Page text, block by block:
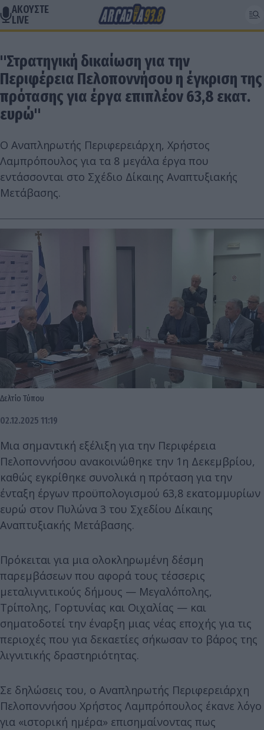
ΑΚΟΥΣΤΕ
LIVE
"Στρατηγική δικαίωση για την
Περιφέρεια Πελοποννήσου η έγκριση της
πρότασης για έργα επιπλέον 63,8 εκατ.
ευρώ"
Ο Αναπληρωτής Περιφερειάρχη, Χρήστος
Λαμπρόπουλος για τα 8 μεγάλα έργα που
εντάσσονται στο Σχέδιο Δίκαιης Αναπτυξιακής
Μετάβασης.
Δελτίο Τύπου
02.12.2025 11:19
Μια σημαντική εξέλιξη για την Περιφέρεια
Πελοποννήσου ανακοινώθηκε την 1η Δεκεμβρίου,
καθώς εγκρίθηκε συνολικά η πρόταση για την
ένταξη έργων προϋπολογισμού 63,8 εκατομμυρίων
ευρώ στον Πυλώνα 3 του Σχεδίου Δίκαιης
Αναπτυξιακής Μετάβασης.
Πρόκειται για μια ολοκληρωμένη δέσμη
παρεμβάσεων που αφορά τους τέσσερις
μεταλιγνιτικούς δήμους — Μεγαλόπολης,
Τρίπολης, Γορτυνίας και Οιχαλίας — και
σηματοδοτεί την έναρξη μιας νέας εποχής για τις
περιοχές που για δεκαετίες σήκωσαν το βάρος της
λιγνιτικής δραστηριότητας.
Σε δηλώσεις του, ο Αναπληρωτής Περιφερειάρχη
Πελοποννήσου Χρήστος Λαμπρόπουλος έκανε λόγο
για «ιστορική ημέρα» επισημαίνοντας πως